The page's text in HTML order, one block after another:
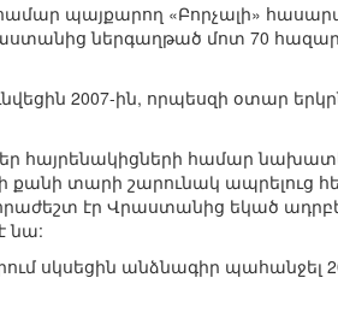
պայքարող «Բորչալի»
ներգաղթած մոտ 70
2007-ին, որպեսզի օտար
հայրենակիցների համար
տարի շարունակ ապրելուց
էր Վրաստանից եկած
նա:
սկսեցին անձնագիր պահանջել